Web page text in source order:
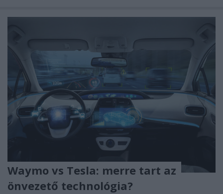
Waymo vs Tesla: merre tart az
önvezető technológia?